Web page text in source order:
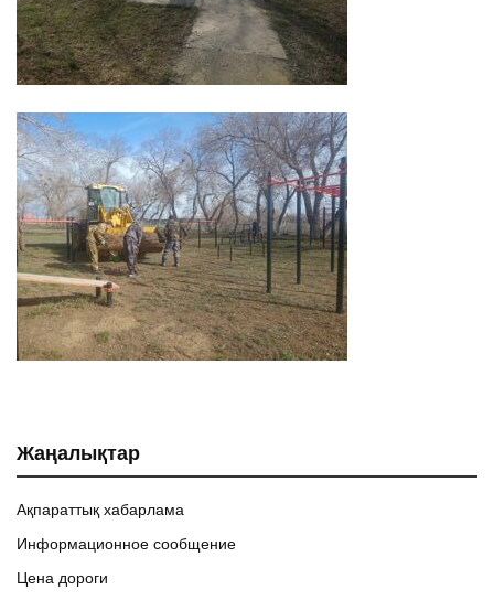
Жаңалықтар
Ақпараттық хабарлама
Информационное сообщение
Цена дороги